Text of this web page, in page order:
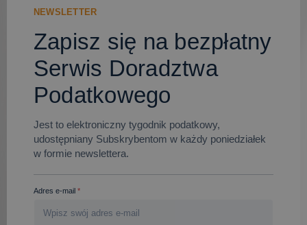
NEWSLETTER
Zapisz się na bezpłatny
Serwis Doradztwa
Podatkowego
Jest to elektroniczny tygodnik podatkowy,
udostępniany Subskrybentom w każdy poniedziałek
w formie newslettera.
Adres e-mail*